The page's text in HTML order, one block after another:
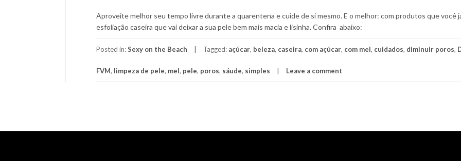
Aproveite melhor seu tempo livre durante a quarentena e cuide de si mesmo. E o melhor: com produtos que você
esfoliação caseira que vai deixar a sua pele bem mais macia e lisinha. Confira abaixo:
Posted in:Sexy on the Beach Tagged: açúcar, beleza, caseira, com açúcar, com mel, cuidados, diminuir poros,
FVM, limpeza de pele, mel, pele, poros, sáude, simples Leave a comment